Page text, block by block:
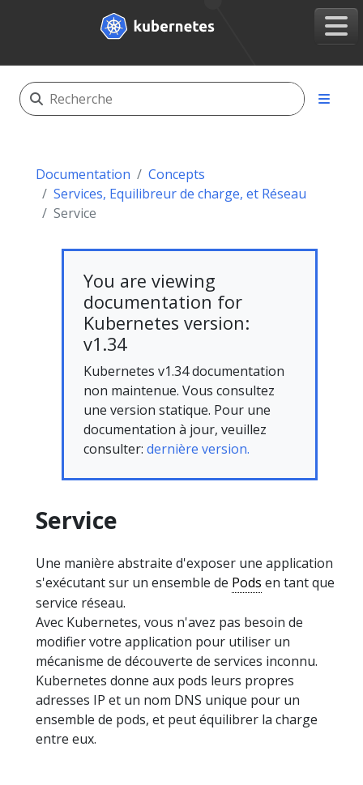
Documentation
Concepts
Services, Equilibreur de charge, et Réseau
Service
You are viewing
documentation for
Kubernetes version:
v1.34
Kubernetes v1.34 documentation
non maintenue. Vous consultez
une version statique. Pour une
documentation à jour, veuillez
consulter: dernière version.
Service
Une manière abstraite d'exposer une application
s'exécutant sur un ensemble de Pods en tant que
service réseau.
Avec Kubernetes, vous n'avez pas besoin de
modifier votre application pour utiliser un
mécanisme de découverte de services inconnu.
Kubernetes donne aux pods leurs propres
adresses IP et un nom DNS unique pour un
ensemble de pods, et peut équilibrer la charge
entre eux.